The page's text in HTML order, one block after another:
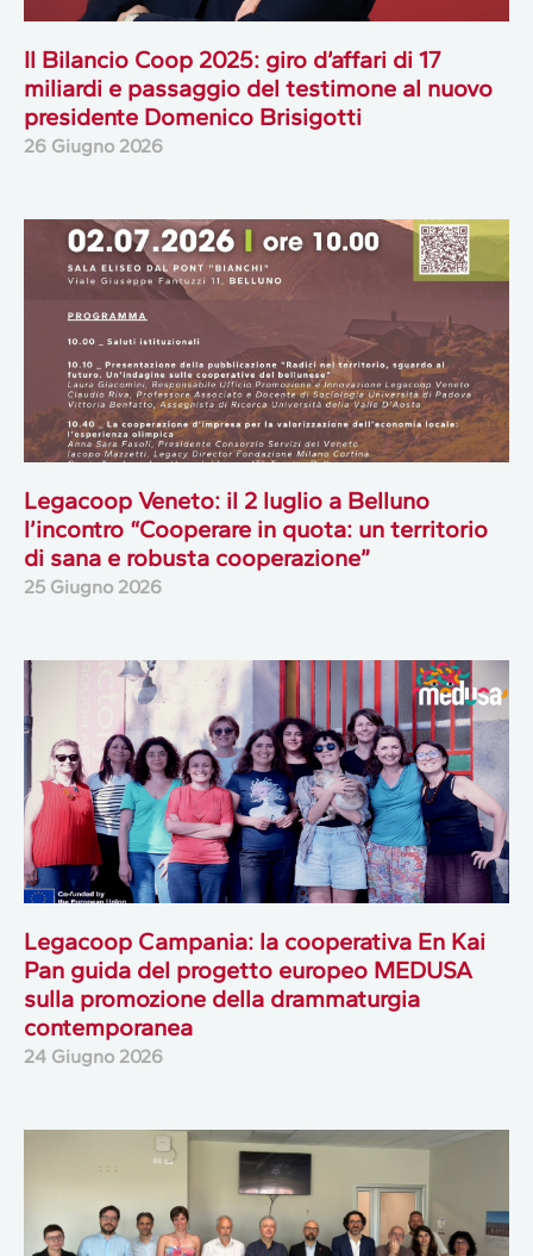
Il Bilancio Coop 2025: giro d’affari di 17
miliardi e passaggio del testimone al nuovo
presidente Domenico Brisigotti
26 Giugno 2026
Legacoop Veneto: il 2 luglio a Belluno
l’incontro “Cooperare in quota: un territorio
di sana e robusta cooperazione”
25 Giugno 2026
Legacoop Campania: la cooperativa En Kai
Pan guida del progetto europeo MEDUSA
sulla promozione della drammaturgia
contemporanea
24 Giugno 2026